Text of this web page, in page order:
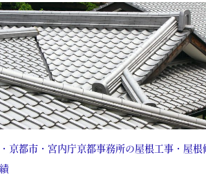
京都市・宮内庁京都事務所の屋根工事・屋根